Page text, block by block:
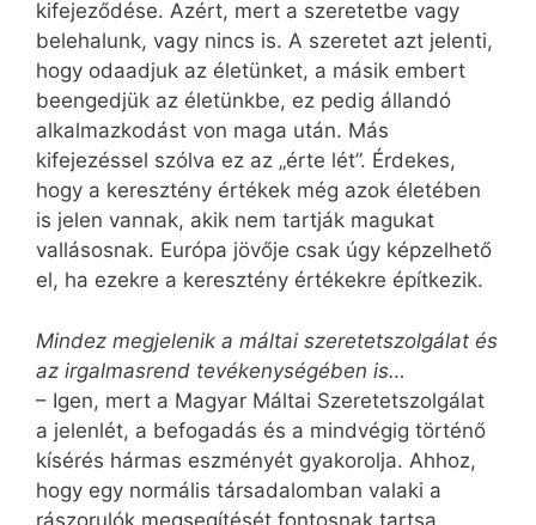
kifejeződése. Azért, mert a szeretetbe vagy
belehalunk, vagy nincs is. A szeretet azt jelenti,
hogy odaadjuk az életünket, a másik embert
beengedjük az életünkbe, ez pedig állandó
alkalmazkodást von maga után. Más
kifejezéssel szólva ez az „érte lét”. Érdekes,
hogy a keresztény értékek még azok életében
is jelen vannak, akik nem tartják magukat
vallásosnak. Európa jövője csak úgy képzelhető
el, ha ezekre a keresztény értékekre építkezik.
Mindez megjelenik a máltai szeretetszolgálat és
az irgalmasrend tevékenységében is…
– Igen, mert a Magyar Máltai Szeretetszolgálat
a jelenlét, a befogadás és a mindvégig történő
kísérés hármas eszményét gyakorolja. Ahhoz,
hogy egy normális társadalomban valaki a
rászorulók megsegítését fontosnak tartsa,